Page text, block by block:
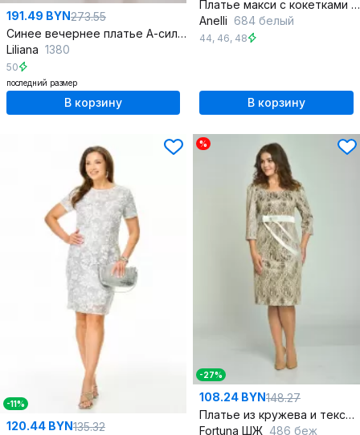
191.49 BYN273.55
Синее вечернее платье А-силуэта с кружевным рукавом
Liliana 1380
50
последний размер
В корзину
Платье макси с кокетками и съемным поясом
Anelli 684 белый
44, 46, 48
В корзину
-11%
120.44 BYN135.32
%
-27%
108.24 BYN148.27
Платье из кружева и текстиля с асимметричным подрезом
Fortuna ШЖ 486 беж